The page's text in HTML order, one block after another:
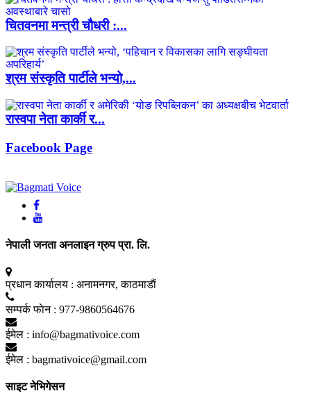
चितवनमा मन्त्री चौधरी :...
श्रम संस्कृति पार्टीले भन्यो,...
रास्वपा नेता कार्की र...
Facebook Page
नेपाली जनता अनलाइन ग्रुप प्रा. लि.
प्रधान कार्यालय : अनामनगर, काठमाडाैं
सम्पर्क फाेन : 977-9860564676
ईमेल : info@bagmativoice.com
ईमेल : bagmativoice@gmail.com
साइट नेभिगेसन